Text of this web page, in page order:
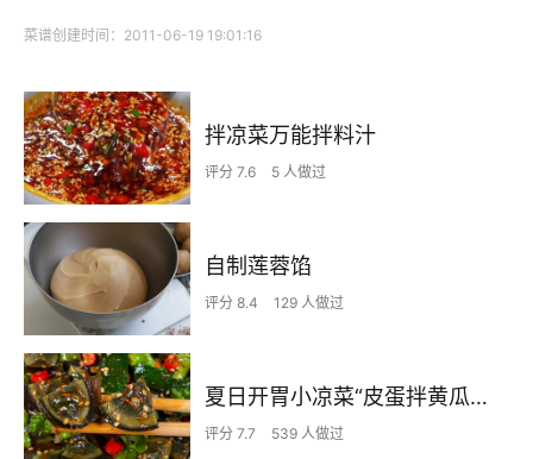
菜谱创建时间：2011-06-19 19:01:16
拌凉菜万能拌料汁
评分 7.6 5 人做过
自制莲蓉馅
评分 8.4 129 人做过
夏日开胃小凉菜“皮蛋拌黄瓜🥒”开胃减脂
评分 7.7 539 人做过